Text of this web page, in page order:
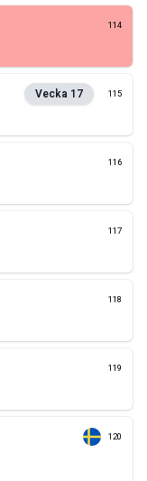
114
Vecka 17 115
116
117
118
119
120